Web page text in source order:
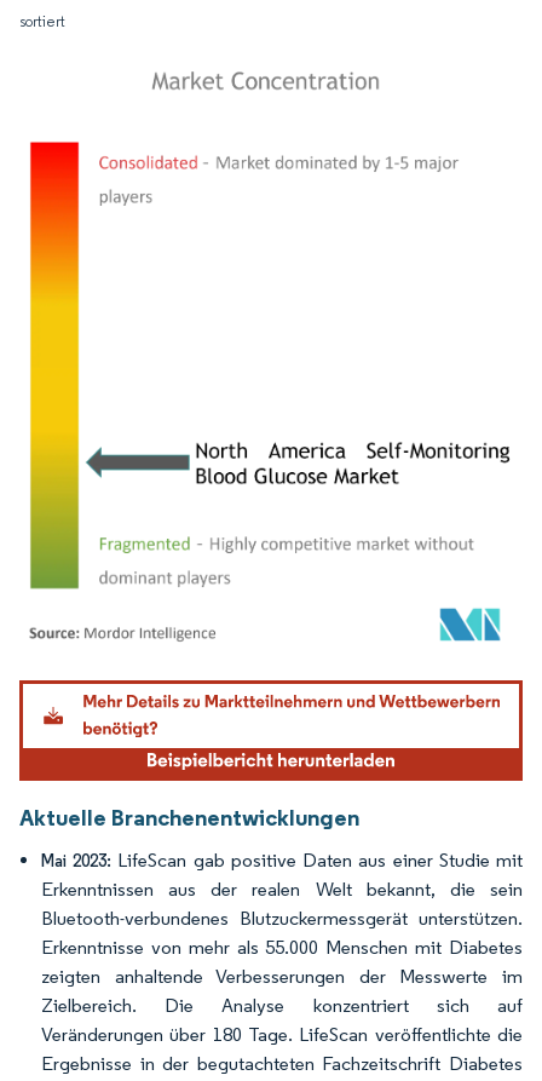
sortiert
Bild © Mordor Intelligence. Wiederverwendung erfordert Namensnennung gemäß
Aktuelle Branchenentwicklungen
Mai 2023: LifeScan gab positive Daten aus einer Studie mit
Erkenntnissen aus der realen Welt bekannt, die sein
Bluetooth-verbundenes Blutzuckermessgerät unterstützen.
Erkenntnisse von mehr als 55.000 Menschen mit Diabetes
zeigten anhaltende Verbesserungen der Messwerte im
Zielbereich. Die Analyse konzentriert sich auf
Veränderungen über 180 Tage. LifeScan veröffentlichte die
Ergebnisse in der begutachteten Fachzeitschrift Diabetes